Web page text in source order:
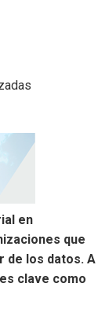
en
que
de los datos. A
clave como